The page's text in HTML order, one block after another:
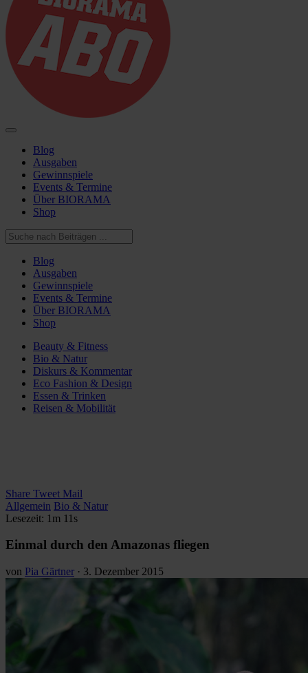
Blog
Ausgaben
Gewinnspiele
Events & Termine
Über BIORAMA
Shop
Blog
Ausgaben
Gewinnspiele
Events & Termine
Über BIORAMA
Shop
Beauty & Fitness
Bio & Natur
Diskurs & Kommentar
Eco Fashion & Design
Essen & Trinken
Reisen & Mobilität
Share Tweet Mail
Allgemein Bio & Natur
Lesezeit: 1m 11s
Einmal durch den Amazonas fliegen
von Pia Gärtner · 3. Dezember 2015